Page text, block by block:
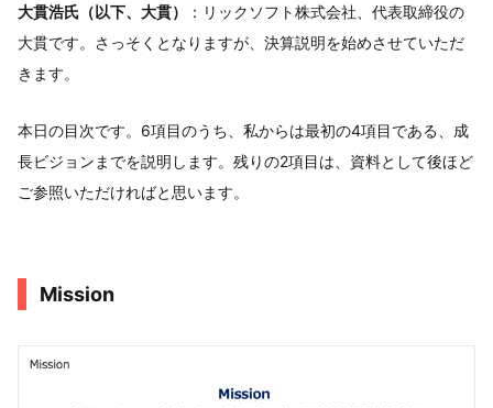
大貫浩氏（以下、大貫）
：リックソフト株式会社、代表取締役の
大貫です。さっそくとなりますが、決算説明を始めさせていただ
きます。
本日の目次です。6項目のうち、私からは最初の4項目である、成
長ビジョンまでを説明します。残りの2項目は、資料として後ほど
ご参照いただければと思います。
Mission